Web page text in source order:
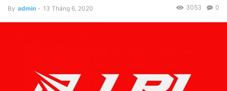
By admin - 13 Tháng 6, 2020 0
3053